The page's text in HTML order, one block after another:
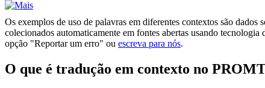
Os exemplos de uso de palavras em diferentes contextos são
colecionados automaticamente em fontes abertas usando
opção "Reportar um erro" ou escreva para nós.
O que é tradução em contexto no